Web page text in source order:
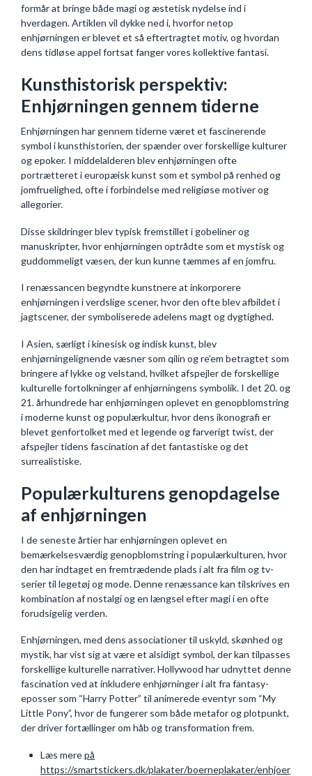
formår at bringe både magi og æstetisk nydelse ind i
hverdagen. Artiklen vil dykke ned i, hvorfor netop
enhjørningen er blevet et så eftertragtet motiv, og hvordan
dens tidløse appel fortsat fanger vores kollektive fantasi.
Kunsthistorisk perspektiv:
Enhjørningen gennem tiderne
Enhjørningen har gennem tiderne været et fascinerende
symbol i kunsthistorien, der spænder over forskellige kulturer
og epoker. I middelalderen blev enhjørningen ofte
portrætteret i europæisk kunst som et symbol på renhed og
jomfruelighed, ofte i forbindelse med religiøse motiver og
allegorier.
Disse skildringer blev typisk fremstillet i gobeliner og
manuskripter, hvor enhjørningen optrådte som et mystisk og
guddommeligt væsen, der kun kunne tæmmes af en jomfru.
I renæssancen begyndte kunstnere at inkorporere
enhjørningen i verdslige scener, hvor den ofte blev afbildet i
jagtscener, der symboliserede adelens magt og dygtighed.
I Asien, særligt i kinesisk og indisk kunst, blev
enhjørningelignende væsner som qilin og re’em betragtet som
bringere af lykke og velstand, hvilket afspejler de forskellige
kulturelle fortolkninger af enhjørningens symbolik. I det 20. og
21. århundrede har enhjørningen oplevet en genopblomstring
i moderne kunst og populærkultur, hvor dens ikonografi er
blevet genfortolket med et legende og farverigt twist, der
afspejler tidens fascination af det fantastiske og det
surrealistiske.
Populærkulturens genopdagelse
af enhjørningen
I de seneste årtier har enhjørningen oplevet en
bemærkelsesværdig genopblomstring i populærkulturen, hvor
den har indtaget en fremtrædende plads i alt fra film og tv-
serier til legetøj og mode. Denne renæssance kan tilskrives en
kombination af nostalgi og en længsel efter magi i en ofte
forudsigelig verden.
Enhjørningen, med dens associationer til uskyld, skønhed og
mystik, har vist sig at være et alsidigt symbol, der kan tilpasses
forskellige kulturelle narrativer. Hollywood har udnyttet denne
fascination ved at inkludere enhjørninger i alt fra fantasy-
eposser som “Harry Potter” til animerede eventyr som “My
Little Pony”, hvor de fungerer som både metafor og plotpunkt,
der driver fortællinger om håb og transformation frem.
Læs merepå
https://smartstickers.dk/plakater/boerneplakater/enhjoer